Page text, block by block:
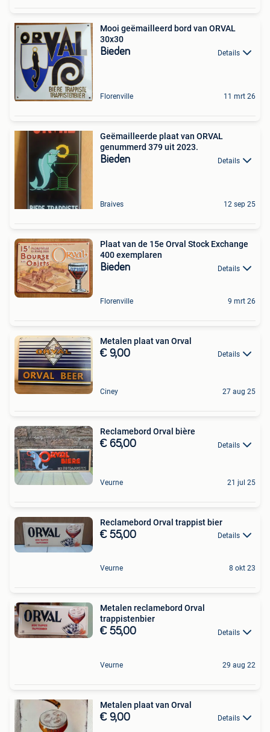
Mooi geëmailleerd bord van ORVAL
30x30
Bieden Details
Florenville 11 mrt 26
Geëmailleerde plaat van ORVAL
genummerd 379 uit 2023.
Bieden Details
Braives 12 sep 25
Plaat van de 15e Orval Stock Exchange
400 exemplaren
Bieden Details
Florenville 9 mrt 26
Metalen plaat van Orval
€ 9,00 Details
Ciney 27 aug 25
Reclamebord Orval bière
€ 65,00 Details
Veurne 21 jul 25
Reclamebord Orval trappist bier
€ 55,00 Details
Veurne 8 okt 23
Metalen reclamebord Orval
trappistenbier
€ 55,00 Details
Veurne 29 aug 22
Metalen plaat van Orval
€ 9,00 Details